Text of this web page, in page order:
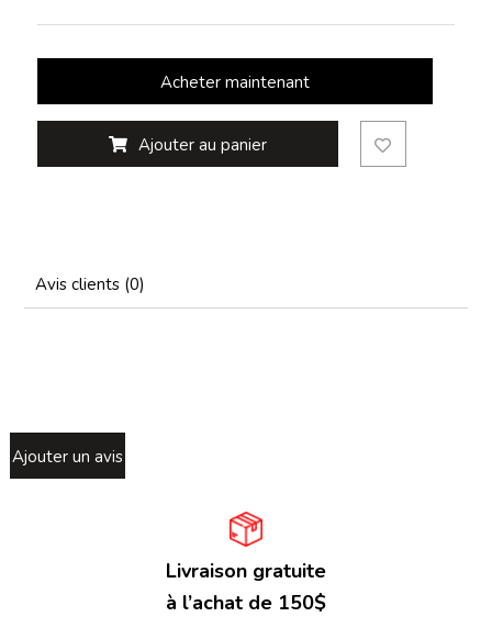
Acheter maintenant
Ajouter au panier
Avis clients (0)
Ajouter un avis
Livraison gratuite
à l’achat de 150$